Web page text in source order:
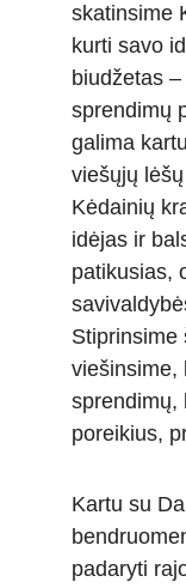
skatinsime
kurti savo
biudžetas
sprendimų
galima
viešųjų
Kėdainių
idėjas ir
patikusias,
Stiprinsime
viešinsime,
sprendimų,
poreikius,
Kartu su
padaryti